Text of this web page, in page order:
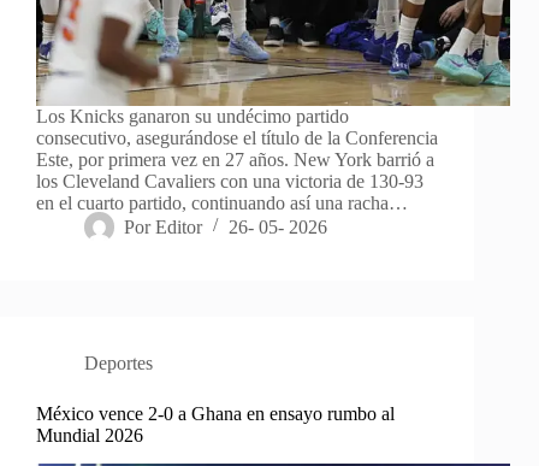
Los Knicks ganaron su undécimo partido
consecutivo, asegurándose el título de la Conferencia
Este, por primera vez en 27 años. New York barrió a
los Cleveland Cavaliers con una victoria de 130-93
en el cuarto partido, continuando así una racha…
Por Editor 26- 05- 2026
Deportes
México vence 2-0 a Ghana en ensayo rumbo al
Mundial 2026